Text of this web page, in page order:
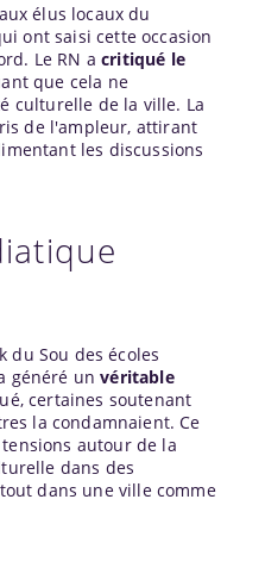
élus locaux du
ont saisi cette occasion
Le RN acritiqué le
que cela ne
culturelle de la ville. La
de l'ampleur, attirant
les discussions
du Sou des écoles
généré unvéritable
certaines soutenant
la condamnaient. Ce
autour de la
dans des
dans une ville comme